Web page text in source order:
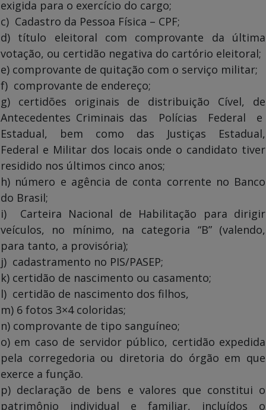
exigida para o exercício do cargo;
c) Cadastro da Pessoa Física – CPF;
d) título eleitoral com comprovante da última
votação, ou certidão negativa do cartório eleitoral;
e) comprovante de quitação com o serviço militar;
f) comprovante de endereço;
g) certidões originais de distribuição Cível, de
Antecedentes Criminais das Polícias Federal e
Estadual, bem como das Justiças Estadual,
Federal e Militar dos locais onde o candidato tiver
residido nos últimos cinco anos;
h) número e agência de conta corrente no Banco
do Brasil;
i) Carteira Nacional de Habilitação para dirigir
veículos, no mínimo, na categoria “B” (valendo,
para tanto, a provisória);
j) cadastramento no PIS/PASEP;
k) certidão de nascimento ou casamento;
l) certidão de nascimento dos filhos,
m) 6 fotos 3×4 coloridas;
n) comprovante de tipo sanguíneo;
o) em caso de servidor público, certidão expedida
pela corregedoria ou diretoria do órgão em que
exerce a função.
p) declaração de bens e valores que constitui o
patrimônio individual e familiar, incluídos o